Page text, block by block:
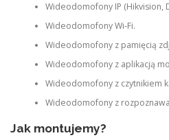
Wideodomofony IP (Hikvision,
Wideodomofony Wi‑Fi.
Wideodomofony z pamięcią
Wideodomofony z aplikacją
Wideodomofony z czytnikiem
Wideodomofony z
Jak montujemy?